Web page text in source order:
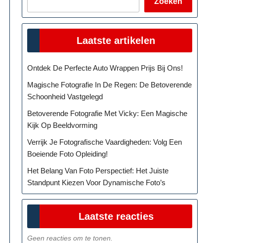
Laatste artikelen
Ontdek De Perfecte Auto Wrappen Prijs Bij Ons!
Magische Fotografie In De Regen: De Betoverende
Schoonheid Vastgelegd
Betoverende Fotografie Met Vicky: Een Magische
Kijk Op Beeldvorming
Verrijk Je Fotografische Vaardigheden: Volg Een
Boeiende Foto Opleiding!
Het Belang Van Foto Perspectief: Het Juiste
Standpunt Kiezen Voor Dynamische Foto’s
Laatste reacties
Geen reacties om te tonen.